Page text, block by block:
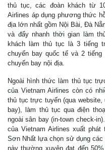
thủ tục, các đoàn khách từ
Airlines áp dụng phương thức
địa lớn nhất gồm Nội Bài, Đà
và đẩy nhanh thời gian làm
khách làm thủ tục là 3 tiếng
chuyến bay quốc tế và 2
chuyến bay nội địa.
Ngoài hình thức làm thủ tục
của Vietnam Airlines còn có
thủ tục trực tuyến (qua
bay), làm thủ tục qua điện
ngoài sân bay (in-town check-
của Vietnam Airlines xuất
Sơn Nhất lựa chọn sử dụng
này thường xuyên đạt đến